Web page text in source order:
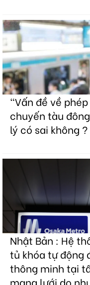
"Vấn đề về
chuyến tàu
lý có sai không ?
Nhật Bản : Hệ
tủ khóa tự động
thông minh tại
mạng lưới do